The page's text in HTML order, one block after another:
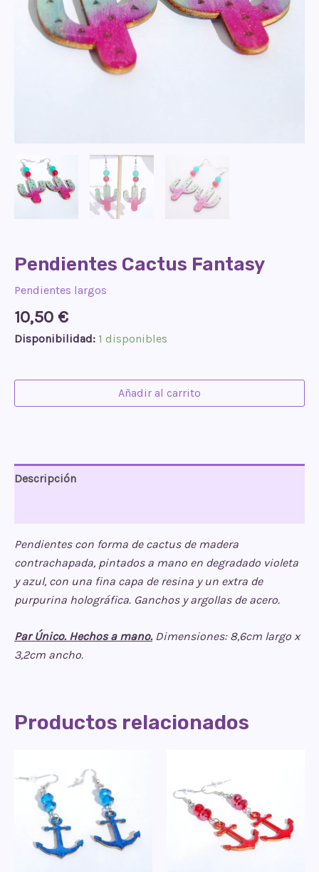
Pendientes Cactus Fantasy
Pendientes largos
10,50 €
Disponibilidad: 1 disponibles
Añadir al carrito
Descripción
Pendientes con forma de cactus de madera
contrachapada, pintados a mano en degradado violeta
y azul, con una fina capa de resina y un extra de
purpurina holográfica. Ganchos y argollas de acero.
Par Único. Hechos a mano. Dimensiones: 8,6cm largo x
3,2cm ancho.
Productos relacionados